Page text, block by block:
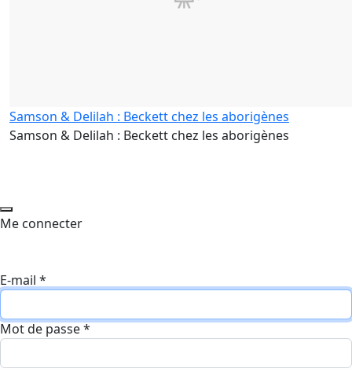
Samson & Delilah : Beckett chez les aborigènes
Samson & Delilah : Beckett chez les aborigènes
Me connecter
E-mail *
Mot de passe*